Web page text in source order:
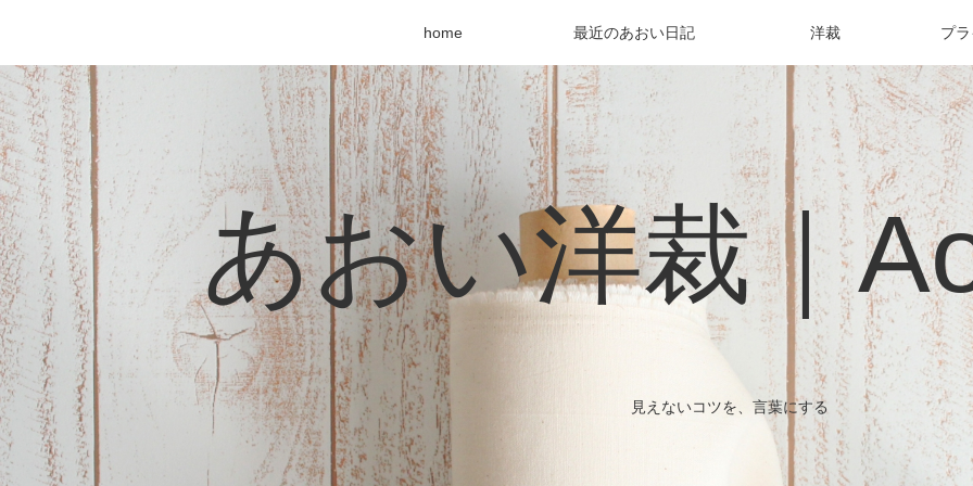
あおい洋裁｜
見えないコツを、言葉にする
home 最近のあおい日記 洋裁 プ